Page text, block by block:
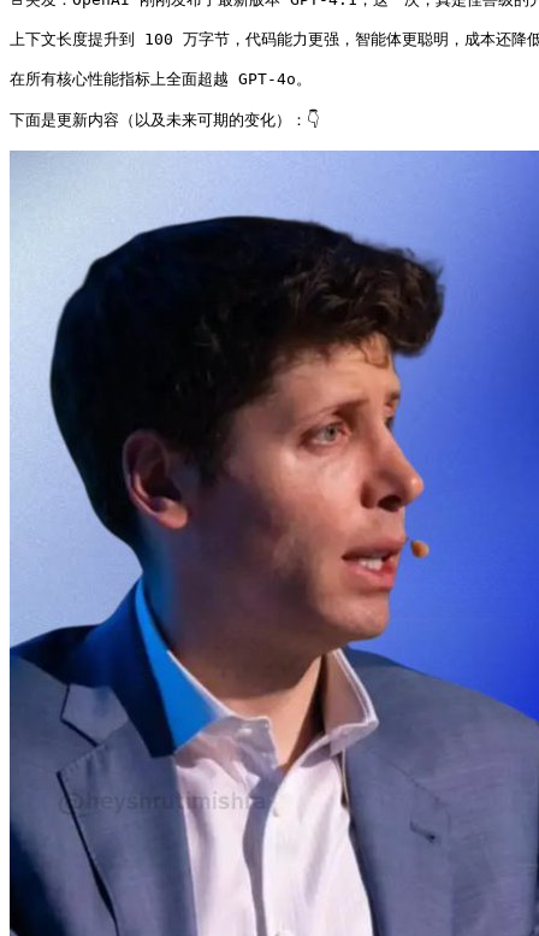
上下文长度提升到 100 万字节，代码能力更强，智能体更聪明，成本还降
在所有核心性能指标上全面超越 GPT‑4o。
下面是更新内容（以及未来可期的变化）：👇